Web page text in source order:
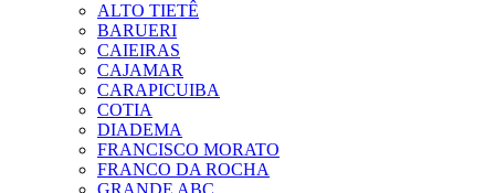
ALTO TIETÊ
BARUERI
CAIEIRAS
CAJAMAR
CARAPICUIBA
COTIA
DIADEMA
FRANCISCO MORATO
FRANCO DA ROCHA